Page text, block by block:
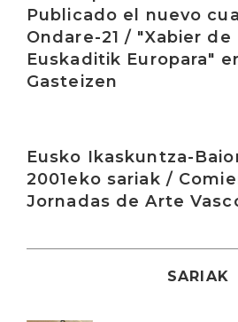
Publicado el nuevo
Ondare-21 / "Xabier
Euskaditik Europara"
Gasteizen
Eusko Ikaskuntza-
2001eko sariak /
Jornadas de Arte
SARIAK